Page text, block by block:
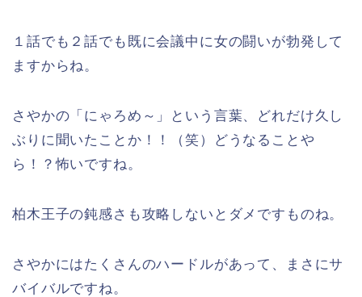
１話でも２話でも既に会議中に女の闘いが勃発して
ますからね。
さやかの「にゃろめ～」という言葉、どれだけ久し
ぶりに聞いたことか！！（笑）どうなることや
ら！？怖いですね。
柏木王子の鈍感さも攻略しないとダメですものね。
さやかにはたくさんのハードルがあって、まさにサ
バイバルですね。